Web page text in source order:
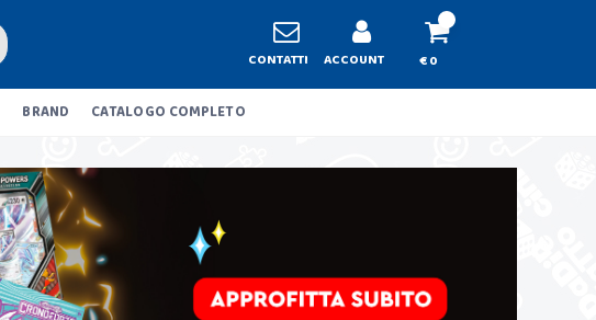
CONTATTI ACCOUNT € 0
BRAND CATALOGO COMPLETO